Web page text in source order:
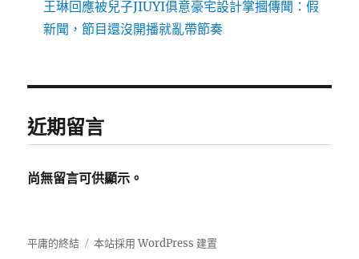
王琳回應被兒子JIUYI俱意豪宅設計掌摑傳聞：假
新聞，節目還沒開播就亂帶節奏
近期留言
尚無留言可供顯示。
平庸的終結 本站採用 WordPress 建置